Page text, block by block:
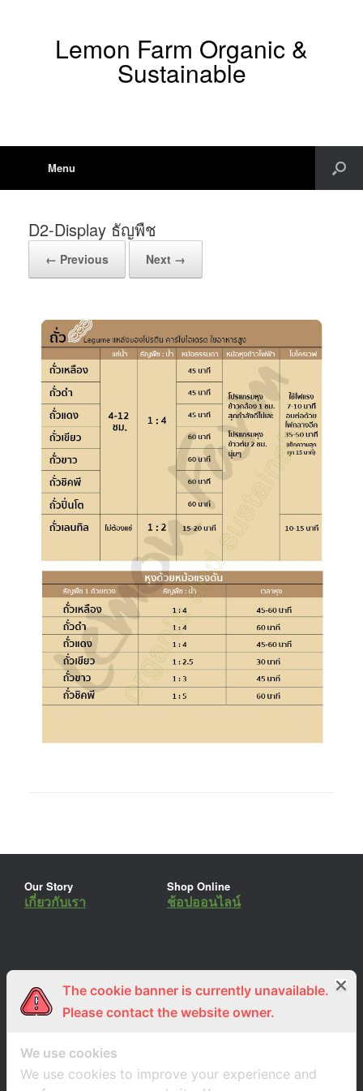
Lemon Farm Organic &
Sustainable
Menu
D2-Display ธัญพืช
← Previous Next →
Our Story
เกี่ยวกับเรา
Shop Online
ช้อปออนไลน์
ร่วมงานกับเรา
สมัครงาน
Lemon Farm Cafe
ร้านอาหารอินทรีย์
The cookie banner is currently unavailable.
Please contact the website owner.
We use cookies
We use cookies to improve your experience and